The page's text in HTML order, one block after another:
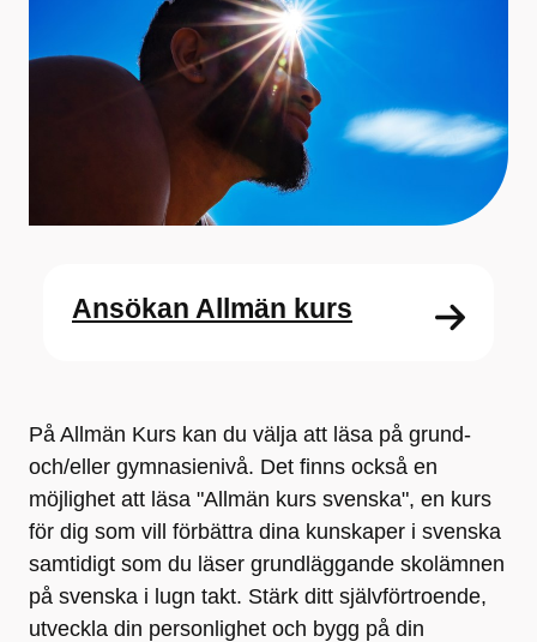
Ansökan Allmän kurs
På Allmän Kurs kan du välja att läsa på grund-
och/eller gymnasienivå. Det finns också en
möjlighet att läsa "Allmän kurs svenska", en kurs
för dig som vill förbättra dina kunskaper i svenska
samtidigt som du läser grundläggande skolämnen
på svenska i lugn takt. Stärk ditt självförtroende,
utveckla din personlighet och bygg på din